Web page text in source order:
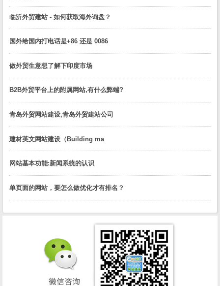
临沂外贸建站 - 如何获取海外询盘？
国外给国内打电话是+86 还是 0086
做外贸生意想了解下印度市场
B2B外贸平台上的附属网站,有什么弊端?
青岛外贸网站建设,青岛外贸建站公司
建材英文网站建设（Building ma
网站基本功能:新闻系统的认识
单页面的网站，要怎么做优化才有排名？